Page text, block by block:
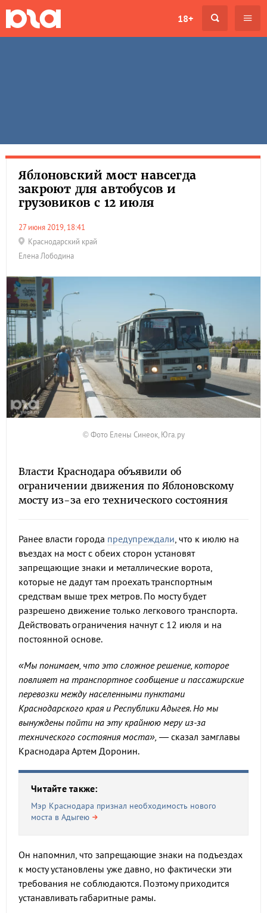
18+
Яблоновский мост навсегда
закроют для автобусов и
грузовиков с 12 июля
27 июня 2019, 18:41
Краснодарский край
Елена Лободина
© Фото Елены Синеок, Юга.ру
Власти Краснодара объявили об
ограничении движения по Яблоновскому
мосту из-за его технического состояния
Ранее власти города предупреждали, что к июлю на
въездах на мост с обеих сторон установят
запрещающие знаки и металлические ворота,
которые не дадут там проехать транспортным
средствам выше трех метров. По мосту будет
разрешено движение только легкового транспорта.
Действовать ограничения начнут с 12 июля и на
постоянной основе.
«Мы понимаем, что это сложное решение, которое
повлияет на транспортное сообщение и пассажирские
перевозки между населенными пунктами
Краснодарского края и Республики Адыгея. Но мы
вынуждены пойти на эту крайнюю меру из-за
технического состояния моста», — сказал замглавы
Краснодара Артем Доронин.
Читайте также:
Мэр Краснодара признал необходимость нового
моста в Адыгею
Он напомнил, что запрещающие знаки на подъездах
к мосту установлены уже давно, но фактически эти
требования не соблюдаются. Поэтому приходится
устанавливать габаритные рамы.